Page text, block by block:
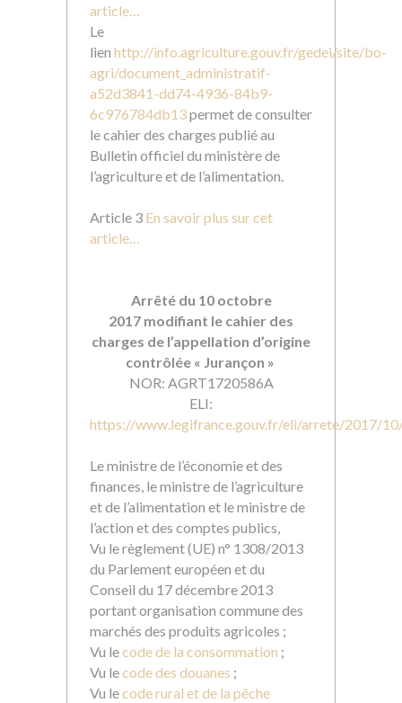
article…
Le
lien http://info.agriculture.gouv.fr/gedei/site/bo-
agri/document_administratif-
a52d3841-dd74-4936-84b9-
6c976784db13permet de consulter
le cahier des charges publié au
Bulletin officiel du ministère de
l’agriculture et de l’alimentation.
Article 3 En savoir plus sur cet
article…
Arrêté du 10 octobre
2017 modifiant le cahier des
charges de l’appellation d’origine
contrôlée « Jurançon »
NOR: AGRT1720586A
ELI:
https://www.legifrance.gouv.fr/eli/arrete/2017/
Le ministre de l’économie et des
finances, le ministre de l’agriculture
et de l’alimentation et le ministre de
l’action et des comptes publics,
Vu le règlement (UE) n° 1308/2013
du Parlement européen et du
Conseil du 17 décembre 2013
portant organisation commune des
marchés des produits agricoles ;
Vu lecode de la consommation ;
Vu lecode des douanes ;
Vu lecode rural et de la pêche